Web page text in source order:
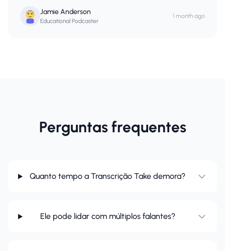
Jamie Anderson
Educational Podcaster
1 month ago
Perguntas frequentes
Quanto tempo a Transcrição Take demora?
Ele pode lidar com múltiplos falantes?